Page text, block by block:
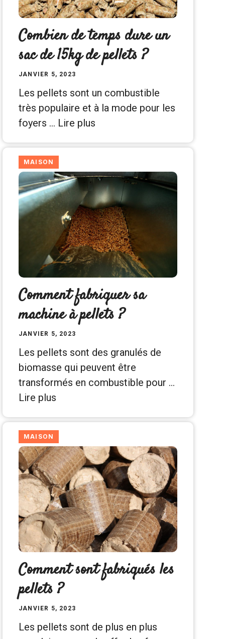
Combien de temps dure un
sac de 15kg de pellets ?
JANVIER 5, 2023
Les pellets sont un combustible
très populaire et à la mode pour les
foyers … Lire plus
MAISON
Comment fabriquer sa
machine à pellets ?
JANVIER 5, 2023
Les pellets sont des granulés de
biomasse qui peuvent être
transformés en combustible pour …
Lire plus
MAISON
Comment sont fabriqués les
pellets ?
JANVIER 5, 2023
Les pellets sont de plus en plus